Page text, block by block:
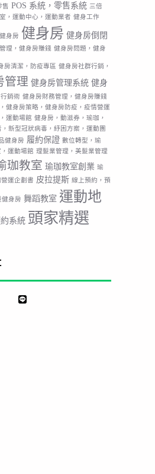
售 POS 系統，零售系統 三倍
，運動中心，運動業者 健身工作
身房 健身房 健身房倒閉
理，健身房賺錢 健身房問題，健身
房清潔，防疫專區 健身房社群行銷，
管理 健身房管理系統 健身
銷術 健身房財務管理，健身房賺錢
健身房策略，健身房防疫，疫情營運
運動場館 健身房，動滋券，瑜珈，
，新型冠狀病毒，紓困方案，運動團
健身房 履約保證 數位轉型，瑜
運動場館 理髮業管理，美髮業管理
珈教室 瑜珈教室創業 瑜
運企劃書 皮拉提斯 線上預約，預
健身房 舞蹈教室 運動地
系統 頭家精選